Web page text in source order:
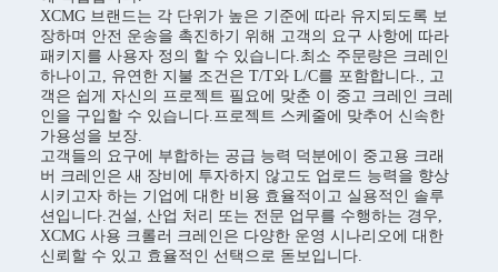
XCMG 브랜드는 각 단위가 높은 기준에 따라 유지되도록 보
장하며 안전 운송을 촉진하기 위해 고객의 요구 사항에 따라
패키지를 사용자 정의 할 수 있습니다.최소 주문량은 크레인
하나이고, 유연한 지불 조건은 T/T와 L/C를 포함합니다., 고
객은 쉽게 자신의 프로젝트 필요에 맞춘 이 중고 크레인 크레
인을 구입할 수 있습니다.프로젝트 스케줄에 맞추어 신속한
가용성을 보장.
고객들의 요구에 부합하는 공급 능력 덕분에이 중고용 크래
버 크레인은 새 장비에 투자하지 않고도 업로드 능력을 향상
시키고자 하는 기업에 대한 비용 효율적이고 실용적인 솔루
션입니다.건설, 산업 처리 또는 전문 업무를 수행하는 경우,
XCMG 사용 크롤러 크레인은 다양한 운영 시나리오에 대한
신뢰할 수 있고 효율적인 선택으로 돋보입니다.